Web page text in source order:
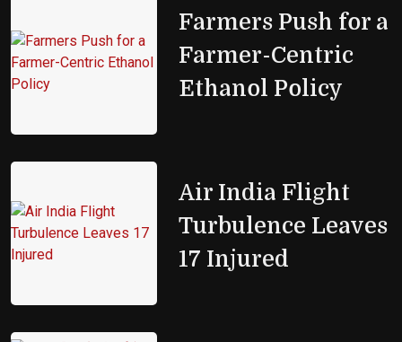
Farmers Push for a
Farmer-Centric
Ethanol Policy
Air India Flight
Turbulence Leaves
17 Injured